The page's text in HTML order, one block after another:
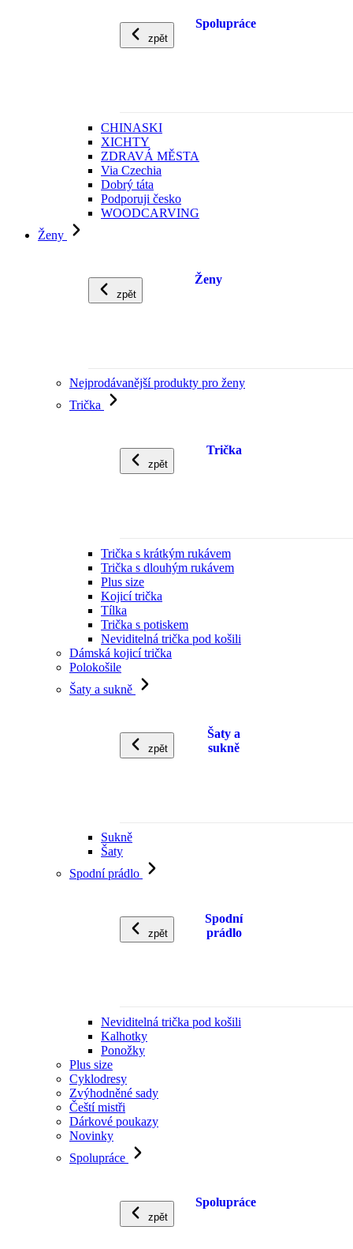
zpět
Spolupráce
CHINASKI
XICHTY
ZDRAVÁ MĚSTA
Via Czechia
Dobrý táta
Podporuji česko
WOODCARVING
Ženy
zpět
Ženy
Nejprodávanější produkty pro ženy
Trička
zpět
Trička
Trička s krátkým rukávem
Trička s dlouhým rukávem
Plus size
Kojicí trička
Tílka
Trička s potiskem
Neviditelná trička pod košili
Dámská kojicí trička
Polokošile
Šaty a sukně
zpět
Šaty a
sukně
Sukně
Šaty
Spodní prádlo
zpět
Spodní
prádlo
Neviditelná trička pod košili
Kalhotky
Ponožky
Plus size
Cyklodresy
Zvýhodněné sady
Čeští mistři
Dárkové poukazy
Novinky
Spolupráce
zpět
Spolupráce